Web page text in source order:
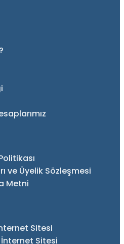
ve Üyelik Sözleşmesi
Metni
Sitesi
İnternet Sitesi